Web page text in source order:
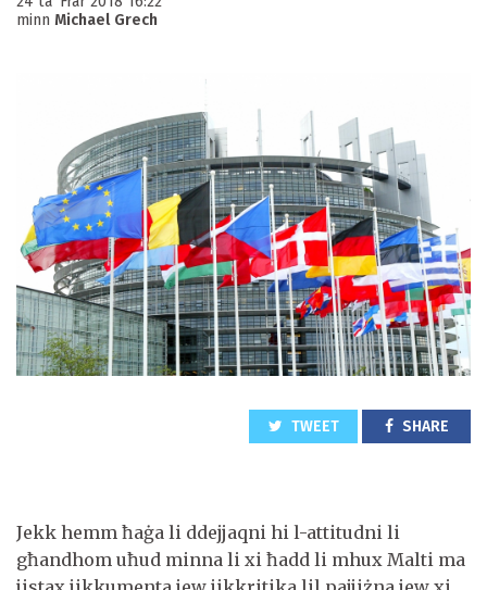
minn Michael Grech
TWEET SHARE
Jekk hemm ħaġa li ddejjaqni hi l-attitudni li
għandhom uħud minna li xi ħadd li mhux Malti ma